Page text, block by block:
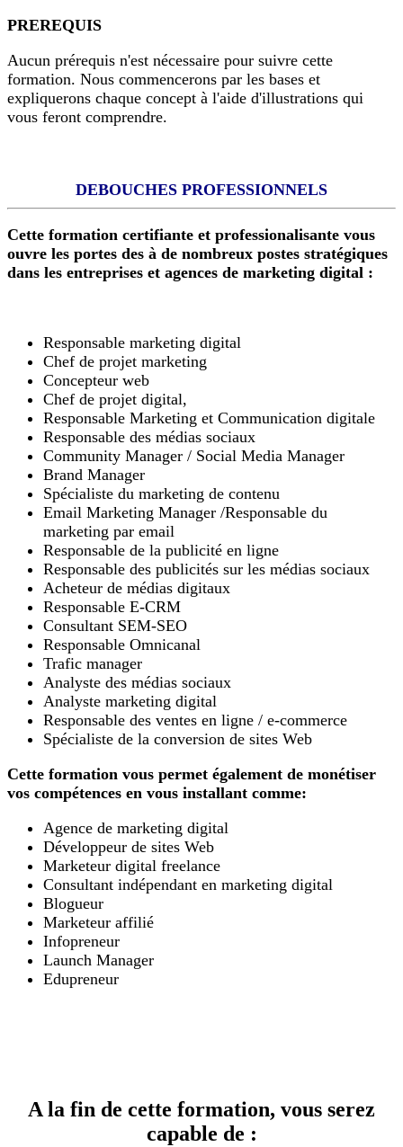
PREREQUIS
Aucun prérequis n'est nécessaire pour suivre cette
formation. Nous commencerons par les bases et
expliquerons chaque concept à l'aide d'illustrations qui
vous feront comprendre.
DEBOUCHES PROFESSIONNELS
Cette formation certifiante et professionalisante vous
ouvre les portes des à de nombreux postes stratégiques
dans les entreprises et agences de marketing digital :
Responsable marketing digital
Chef de projet marketing
Concepteur web
Chef de projet digital,
Responsable Marketing et Communication digitale
Responsable des médias sociaux
Community Manager / Social Media Manager
Brand Manager
Spécialiste du marketing de contenu
Email Marketing Manager /Responsable du
marketing par email
Responsable de la publicité en ligne
Responsable des publicités sur les médias sociaux
Acheteur de médias digitaux
Responsable E-CRM
Consultant SEM-SEO
Responsable Omnicanal
Trafic manager
Analyste des médias sociaux
Analyste marketing digital
Responsable des ventes en ligne / e-commerce
Spécialiste de la conversion de sites Web
Cette formation vous permet également de monétiser
vos compétences en vous installant comme:
Agence de marketing digital
Développeur de sites Web
Marketeur digital freelance
Consultant indépendant en marketing digital
Blogueur
Marketeur affilié
Infopreneur
Launch Manager
Edupreneur
A la fin de cette formation, vous serez
capable de :